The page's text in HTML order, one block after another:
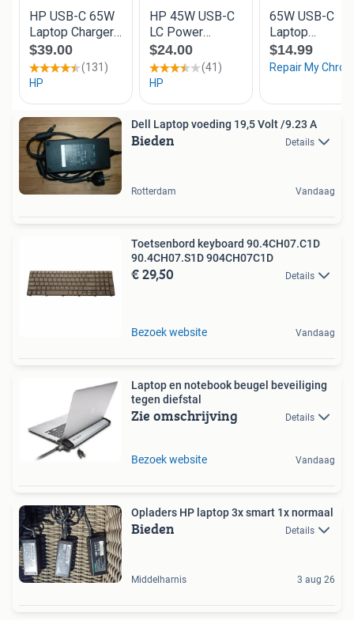
Dell Laptop voeding 19,5 Volt /9.23 A
Bieden Details
Rotterdam Vandaag
Toetsenbord keyboard 90.4CH07.C1D
90.4CH07.S1D 904CH07C1D
€ 29,50 Details
Bezoek website Vandaag
Laptop en notebook beugel beveiliging
tegen diefstal
Zie omschrijving Details
Bezoek website Vandaag
Opladers HP laptop 3x smart 1x normaal
Bieden Details
Middelharnis 3 aug 26